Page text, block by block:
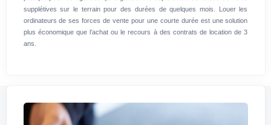
supplétives sur le terrain pour des durées de quelques mois. Louer les
ordinateurs de ses forces de vente pour une courte durée est une solution
plus économique que l’achat ou le recours à des contrats de location de 3
ans.